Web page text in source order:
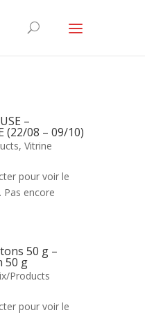
–
(22/08 – 09/10)
, Vitrine
pour voir le
Pas encore
50 g –
50 g
Products
pour voir le